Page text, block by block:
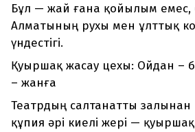
Бұл — жай ғана қойылым емес,
Алматының рухы мен ұлттық
үндестігі.
Қуыршақ жасау цехы: Ойдан –
– жанға
Театрдың салтанатты залынан
құпия әрі киелі жері —